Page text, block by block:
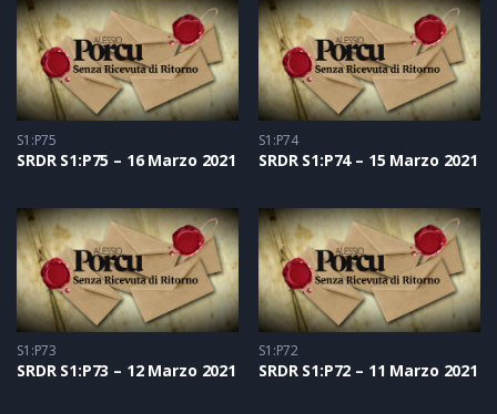
S1:P75
SRDR S1:P75 – 16 Marzo 2021
S1:P74
SRDR S1:P74 – 15 Marzo 2021
S1:P73
SRDR S1:P73 – 12 Marzo 2021
S1:P72
SRDR S1:P72 – 11 Marzo 2021